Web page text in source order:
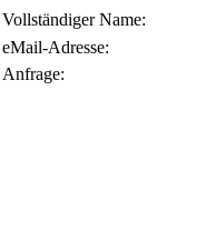
Vollständiger Name:
eMail-Adresse:
Anfrage: